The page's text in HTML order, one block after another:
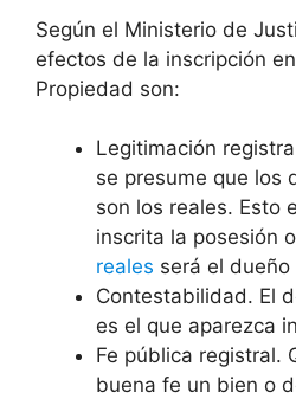
Según el Ministerio de
efectos de la inscripción
Propiedad son:
Legitimación
se presume que los
son los reales. Esto
inscrita la posesión
reales será el
Contestabilidad. El
es el que aparezca
Fe pública registral.
buena fe un bien o